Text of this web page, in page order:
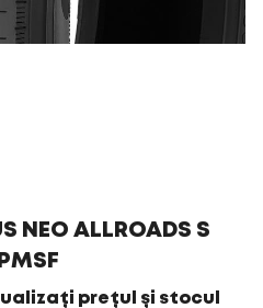
NEO ALLROADS S
prețul și stocul